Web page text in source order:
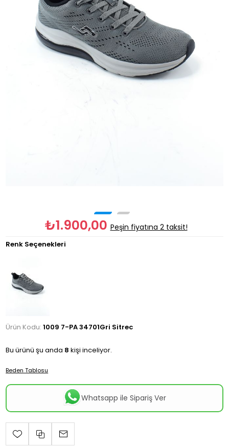
₺1.900,00 Peşin fiyatına 2 taksit!
Renk Seçenekleri
Ürün Kodu: 1009 7-PA 34701Gri Sitrec
Bu ürünü şu anda 8 kişi inceliyor.
Beden Tablosu
Whatsapp ile Sipariş Ver